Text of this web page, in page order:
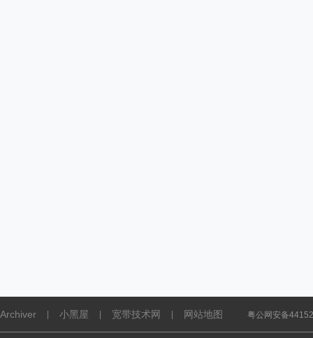
Archiver 小黑屋 宽带技术网 网站地图 粤公网安备